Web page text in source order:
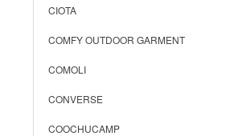
CIOTA
COMFY OUTDOOR GARMENT
COMOLI
CONVERSE
COOCHUCAMP